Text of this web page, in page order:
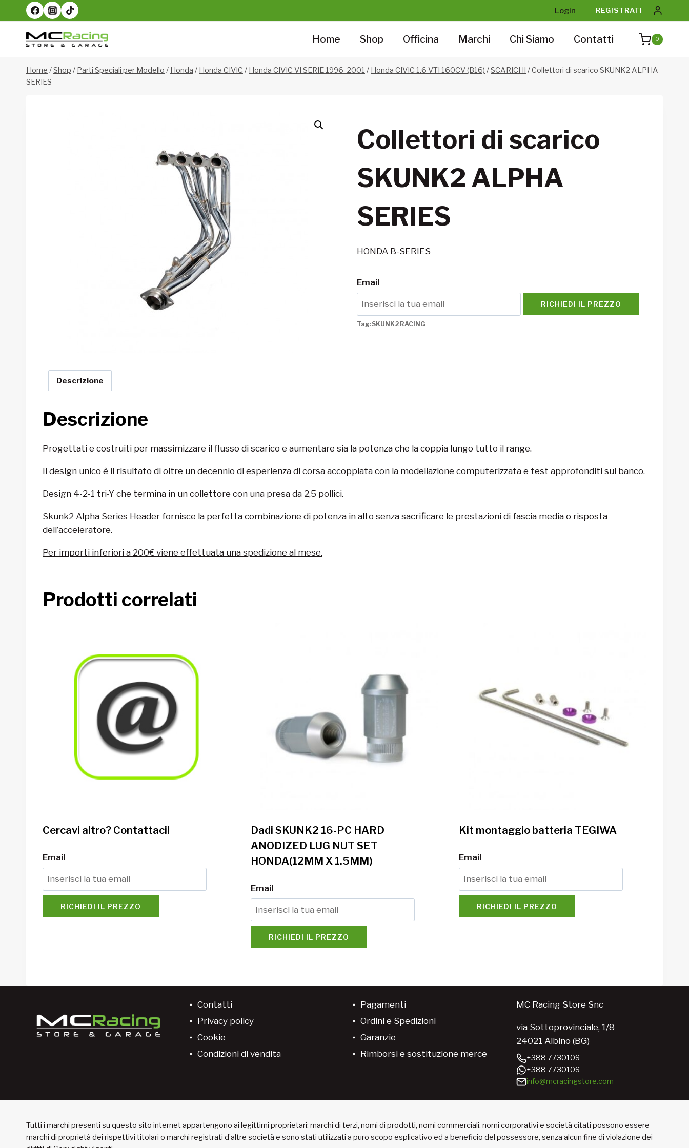
al
contenuto
Login REGISTRATI
Home Shop Officina Marchi Chi Siamo Contatti 0
Home /Shop / Parti Speciali per Modello / Honda / Honda CIVIC / Honda CIVIC VI SERIE 1996-2001 / Honda CIVIC 1.6 VTI 160CV (B16) /SCARICHI /Collettori di scarico SKUNK2 ALPHA
SERIES
Collettori di scarico
SKUNK2 ALPHA
SERIES
HONDA B-SERIES
Email
RICHIEDI IL PREZZO
Tag: SKUNK2 RACING
Descrizione
Descrizione
Progettati e costruiti per massimizzare il flusso di scarico e aumentare sia la potenza che la coppia lungo tutto il range.
Il design unico è il risultato di oltre un decennio di esperienza di corsa accoppiata con la modellazione computerizzata e test approfonditi sul banco.
Design 4-2-1 tri-Y che termina in un collettore con una presa da 2,5 pollici.
Skunk2 Alpha Series Header fornisce la perfetta combinazione di potenza in alto senza sacrificare le prestazioni di fascia media o risposta
dell’acceleratore.
Per importi inferiori a 200€ viene effettuata una spedizione al mese.
Prodotti correlati
Cercavi altro? Contattaci!
Email
RICHIEDI IL PREZZO
Dadi SKUNK2 16-PC HARD
ANODIZED LUG NUT SET
HONDA(12MM X 1.5MM)
Email
RICHIEDI IL PREZZO
Kit montaggio batteria TEGIWA
Email
RICHIEDI IL PREZZO
Contatti
Privacy policy
Cookie
Condizioni di vendita
Pagamenti
Ordini e Spedizioni
Garanzie
Rimborsi e sostituzione merce
MC Racing Store Snc
via Sottoprovinciale, 1/8
24021 Albino (BG)
+388 7730109
+388 7730109
info@mcracingstore.com
Tutti i marchi presenti su questo sito internet appartengono ai legittimi proprietari; marchi di terzi, nomi di prodotti, nomi commerciali, nomi corporativi e società citati possono essere
marchi di proprietà dei rispettivi titolari o marchi registrati d’altre società e sono stati utilizzati a puro scopo esplicativo ed a beneficio del possessore, senza alcun fine di violazione dei